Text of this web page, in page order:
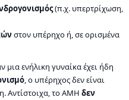
(π.χ. υπερτρίχωση,
στον υπέρηχο ή, σε ορισμένα
μια ενήλικη γυναίκα έχει ήδη
, ο υπέρηχος δεν είναι
Αντίστοιχα, το AMH δεν